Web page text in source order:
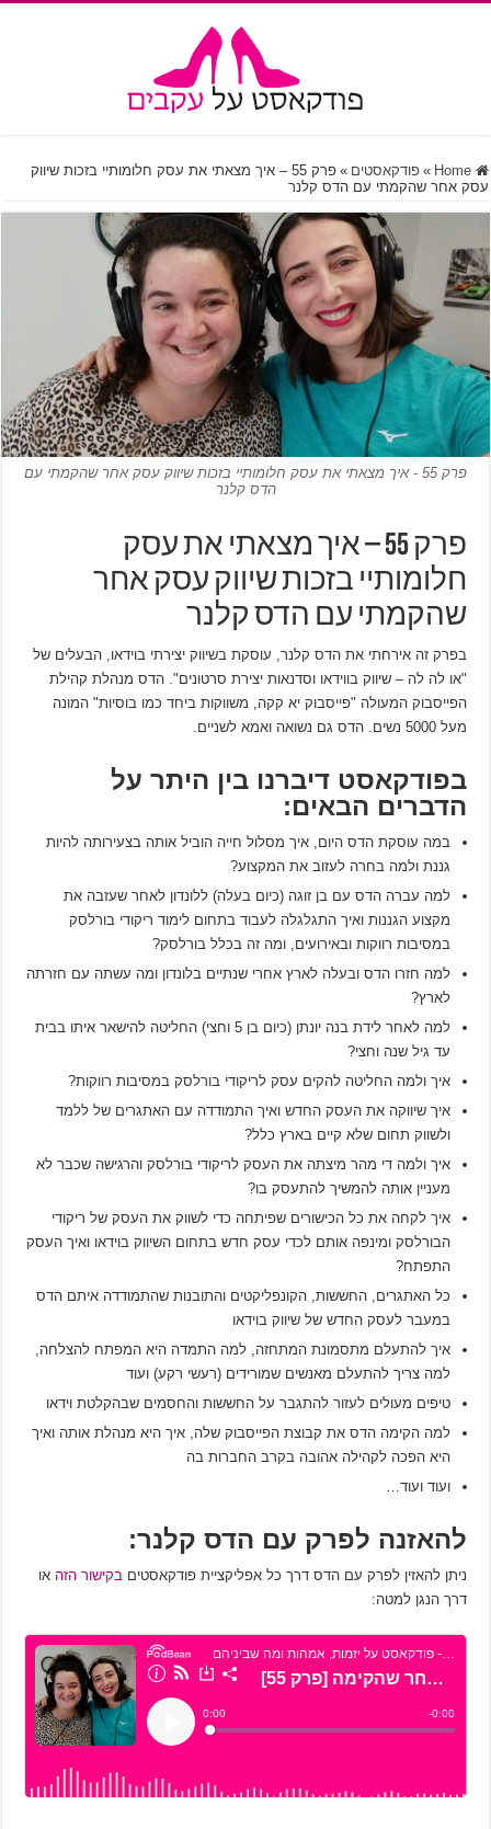
Home
» פודקאסטים »
פרק 55 – איך מצאתי את עסק חלומותיי בזכות שיווק
עסק אחר שהקמתי עם הדס קלנר
פרק 55 - איך מצאתי את עסק חלומותיי בזכות שיווק עסק אחר שהקמתי עם
הדס קלנר
פרק 55 – איך מצאתי את עסק
חלומותיי בזכות שיווק עסק אחר
שהקמתי עם הדס קלנר
בפרק זה אירחתי את הדס קלנר, עוסקת בשיווק יצירתי בוידאו, הבעלים של
"או לה לה – שיווק בווידאו וסדנאות יצירת סרטונים". הדס מנהלת קהילת
הפייסבוק המעולה "פייסבוק יא קקה, משווקות ביחד כמו בוסיות" המונה
מעל 5000 נשים. הדס גם נשואה ואמא לשניים.
בפודקאסט דיברנו בין היתר על
הדברים הבאים:
במה עוסקת הדס היום, איך מסלול חייה הוביל אותה בצעירותה להיות
גננת ולמה בחרה לעזוב את המקצוע?
למה עברה הדס עם בן זוגה (כיום בעלה) ללונדון לאחר שעזבה את
מקצוע הגננות ואיך התגלגלה לעבוד בתחום לימוד ריקודי בורלסק
במסיבות רווקות ובאירועים, ומה זה בכלל בורלסק?
למה חזרו הדס ובעלה לארץ אחרי שנתיים בלונדון ומה עשתה עם חזרתה
לארץ?
למה לאחר לידת בנה יונתן (כיום בן 5 וחצי) החליטה להישאר איתו בבית
עד גיל שנה וחצי?
איך ולמה החליטה להקים עסק לריקודי בורלסק במסיבות רווקות?
איך שיווקה את העסק החדש ואיך התמודדה עם האתגרים של ללמד
ולשווק תחום שלא קיים בארץ כלל?
איך ולמה די מהר מיצתה את העסק לריקודי בורלסק והרגישה שכבר לא
מעניין אותה להמשיך להתעסק בו?
איך לקחה את כל הכישורים שפיתחה כדי לשווק את העסק של ריקודי
הבורלסק ומינפה אותם לכדי עסק חדש בתחום השיווק בוידאו ואיך העסק
התפתח?
כל האתגרים, החששות, הקונפליקטים והתובנות שהתמודדה איתם הדס
במעבר לעסק החדש של שיווק בוידאו
איך להתעלם מתסמונת המתחזה, למה התמדה היא המפתח להצלחה,
למה צריך להתעלם מאנשים שמורידים (רעשי רקע) ועוד
טיפים מעולים לעזור להתגבר על החששות והחסמים שבהקלטת וידאו
למה הקימה הדס את קבוצת הפייסבוק שלה, איך היא מנהלת אותה ואיך
היא הפכה לקהילה אהובה בקרב החברות בה
ועוד ועוד…
להאזנה לפרק עם הדס קלנר:
ניתן להאזין לפרק עם הדס דרך כל אפליקציית פודקאסטים בקישור הזה או
דרך הנגן למטה: